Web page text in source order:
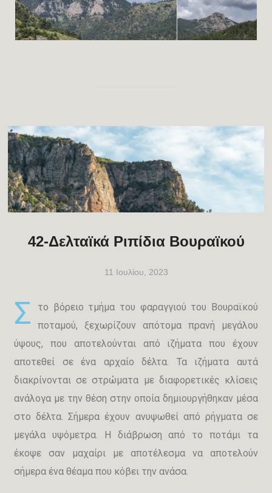
42-Δελταϊκά Ριπίδια Βουραϊκού
11 Ιουλίου, 2023
Σ
το βόρειο τμήμα του φαραγγιού του Βουραϊκού
ποταμού, ξεχωρίζουν απότομα πρανή μεγάλου
ύψους, που αποτελούνται από ιζήματα που έχουν
αποτεθεί σε ένα αρχαίο δέλτα. Τα ιζήματα αυτά
διακρίνονται σε στρώματα με διαφορετικές κλίσεις
ανάλογα με την θέση στην οποία δημιουργήθηκαν μέσα
στο δέλτα. Σήμερα έχουν ανυψωθεί από ρήγματα σε
μεγάλα υψόμετρα. Η διάβρωση από το ποτάμι τα
έκοψε σαν μαχαίρι με αποτέλεσμα να αποτελούν
σήμερα ένα θέαμα που κόβει την ανάσα.